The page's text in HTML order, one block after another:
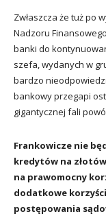
Zwłaszcza że tuż po
Nadzoru
banki do
szefa, wydanych w
bardzo
bankowy przegapi
gigantycznej fali
Frankowicze nie
kredytów na
na prawomocny
dodatkowe
postępowania